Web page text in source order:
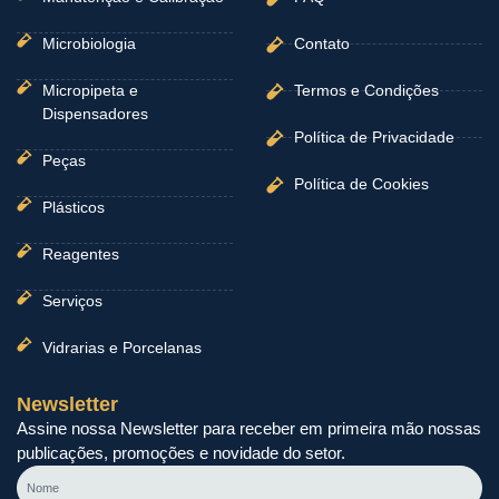
Microbiologia
Micropipeta e
Dispensadores
Peças
Plásticos
Reagentes
Serviços
Vidrarias e Porcelanas
Contato
Termos e Condições
Política de Privacidade
Política de Cookies
Newsletter
Assine nossa Newsletter para receber em primeira mão nossas
publicações, promoções e novidade do setor.
Nome